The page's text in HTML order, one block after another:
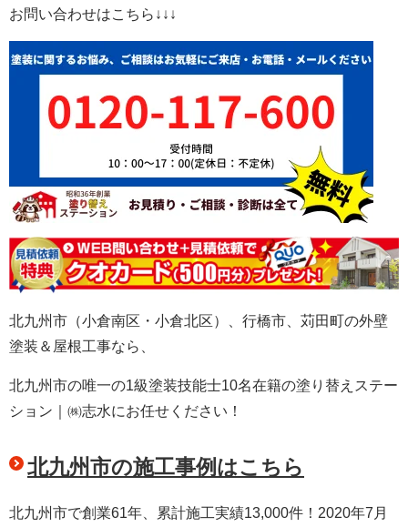
お問い合わせはこちら↓↓↓
北九州市（小倉南区・小倉北区）、行橋市、苅田町の外壁
塗装＆屋根工事なら、
北九州市の唯一の1級塗装技能士10名在籍の塗り替えステー
ション｜㈱志水にお任せください！
北九州市の施工事例はこちら
北九州市で創業61年、累計施工実績13,000件！2020年7月